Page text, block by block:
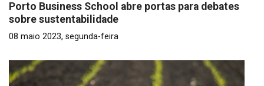
Porto Business School abre portas para debates
sobre sustentabilidade
08 maio 2023, segunda-feira